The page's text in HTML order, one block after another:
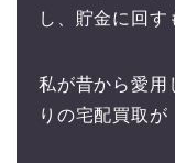
し、貯金に回す
私が昔から愛用
りの宅配買取が